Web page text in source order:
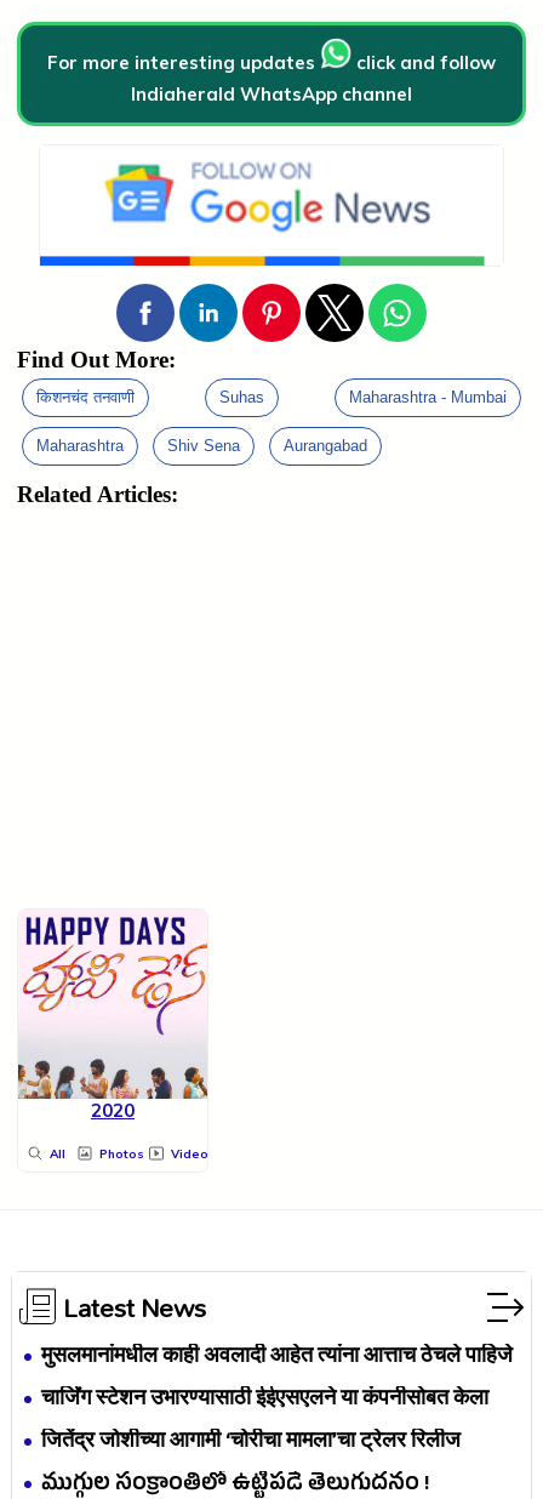
For more interesting updates
click and follow
Indiaherald WhatsApp channel
Find Out More:
किशनचंद तनवाणी Suhas Maharashtra - Mumbai
Maharashtra Shiv Sena Aurangabad
Related Articles:
2020
All Photos Videos
Latest News
मुसलमानांमधील काही अवलादी आहेत त्यांना आत्ताच ठेचले पाहिजे
– राज ठाकरे
चार्जिंग स्टेशन उभारण्यासाठी ईईएसएलने या कंपनीसोबत केला
करार
जितेंद्र जोशीच्या आगामी ‘चोरीचा मामला’चा ट्रेलर रिलीज
ముగ్గుల సంక్రాంతిలో ఉట్టిపడే తెలుగుదనం !